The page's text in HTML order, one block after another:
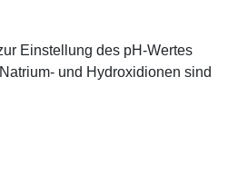
Einstellung des pH-Wertes
und Hydroxidionen sind